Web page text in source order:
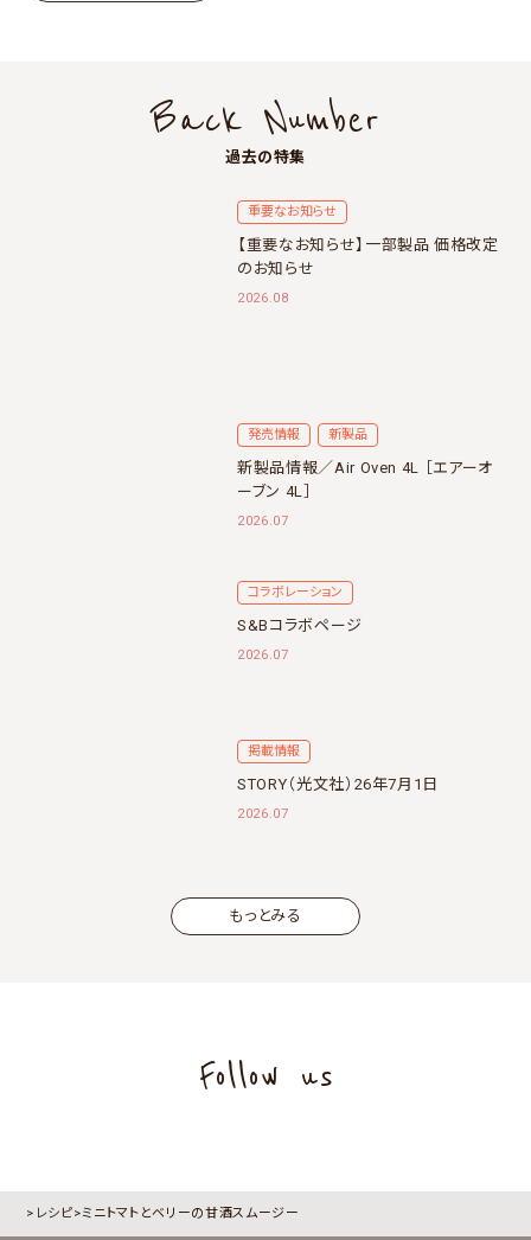
Back Number
過去の特集
重要なお知らせ
【重要なお知らせ】一部製品 価格改定
のお知らせ
2026.08
発売情報 新製品
新製品情報／Air Oven 4L ［エアーオ
ーブン 4L］
2026.07
コラボレーション
S&Bコラボページ
2026.07
掲載情報
STORY（光文社）26年7月1日
2026.07
もっとみる
Follow us
レシピ ミニトマトとベリーの甘酒スムージー